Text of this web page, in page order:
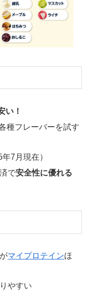
い！
種フレーバーを試す
年7月現在）
で安全性に優れる
マイプロテインほ
やすい